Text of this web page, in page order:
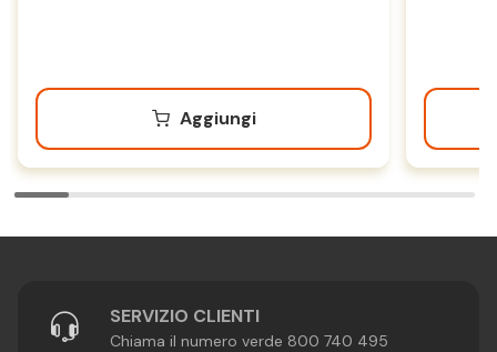
Aggiungi
SERVIZIO CLIENTI
Chiama il numero verde 800 740 495